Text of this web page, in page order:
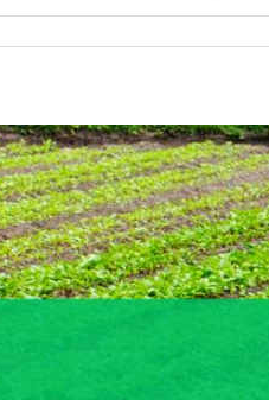
la differenza?